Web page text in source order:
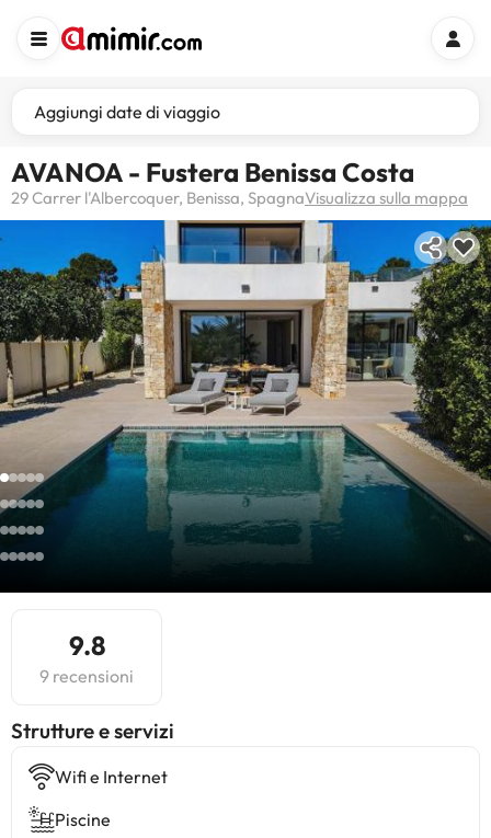
Aggiungi date di viaggio
AVANOA - Fustera Benissa Costa
29 Carrer l'Albercoquer, Benissa, SpagnaVisualizza sulla mappa
9.8
9 recensioni
​Strutture e servizi
Wifi e Internet
Piscine